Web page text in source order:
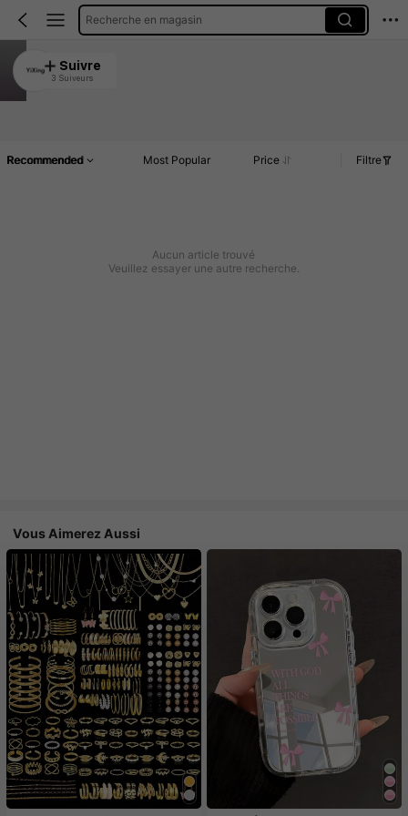
Recherche en magasin
YiXing
5.00
Suivre
3 Suiveurs
Recommended Most Popular Price Filtre
Aucun article trouvé
Veuillez essayer une autre recherche.
Vous Aimerez Aussi